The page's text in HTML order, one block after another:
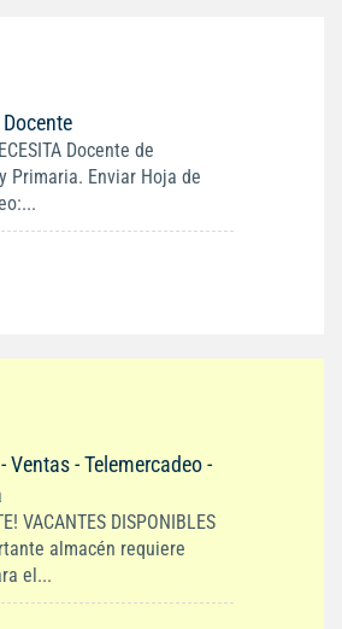
Docente de
Primaria. Enviar Hoja de
Ventas - Telemercadeo -
VACANTES DISPONIBLES
almacén requiere
el...